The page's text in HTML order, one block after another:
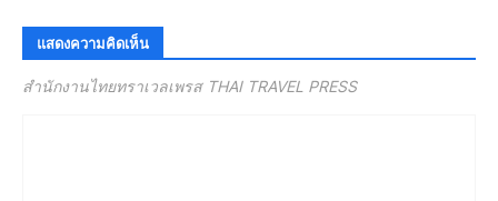
แสดงความคิดเห็น
สำนักงานไทยทราเวลเพรส THAI TRAVEL PRESS